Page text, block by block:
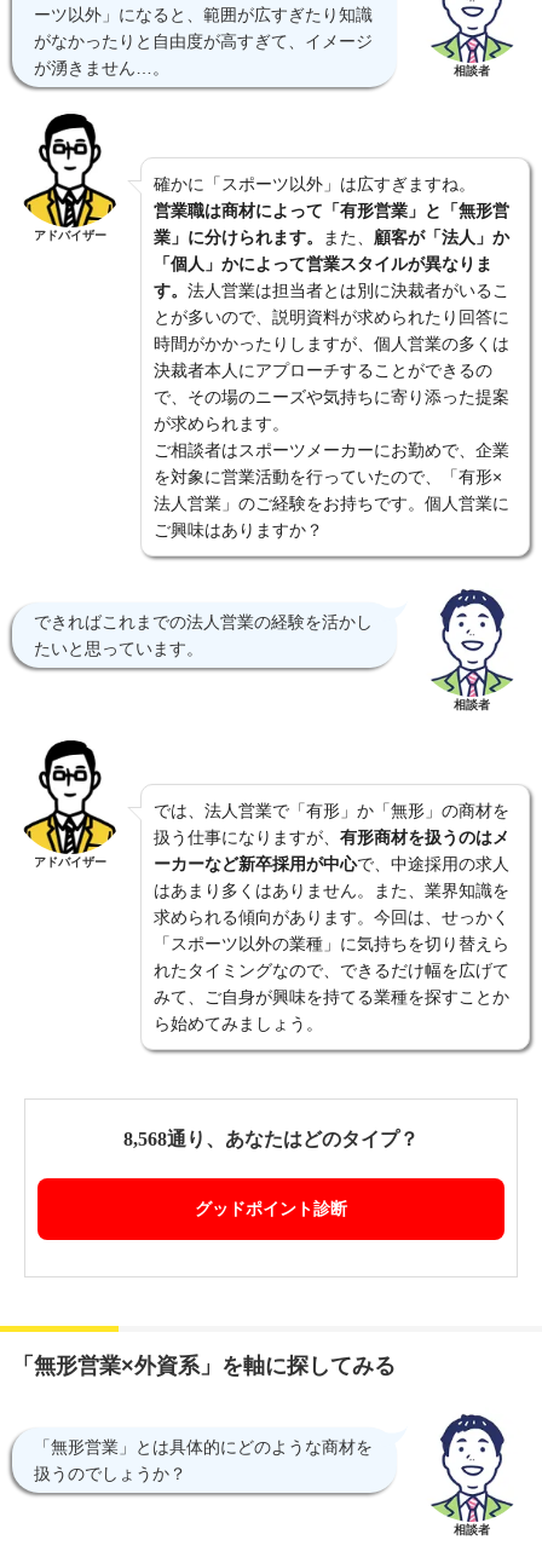
ーツ以外」になると、範囲が広すぎたり知識
がなかったりと自由度が高すぎて、イメージ
が湧きません…。
相談者
アドバイザー
確かに「スポーツ以外」は広すぎますね。
営業職は商材によって「有形営業」と「無形営
業」に分けられます。
また、 顧客が「法人」か
「個人」かによって営業スタイルが異なりま
す。 法人営業は担当者とは別に決裁者がいるこ
とが多いので、説明資料が求められたり回答に
時間がかかったりしますが、個人営業の多くは
決裁者本人にアプローチすることができるの
で、その場のニーズや気持ちに寄り添った提案
が求められます。
ご相談者はスポーツメーカーにお勤めで、企業
を対象に営業活動を行っていたので、「有形×
法人営業」のご経験をお持ちです。個人営業に
ご興味はありますか？
できればこれまでの法人営業の経験を活かし
たいと思っています。
相談者
アドバイザー
では、法人営業で「有形」か「無形」の商材を
扱う仕事になりますが、 有形商材を扱うのはメ
ーカーなど新卒採用が中心で、中途採用の求人
はあまり多くはありません。また、業界知識を
求められる傾向があります。今回は、せっかく
「スポーツ以外の業種」に気持ちを切り替えら
れたタイミングなので、できるだけ幅を広げて
みて、ご自身が興味を持てる業種を探すことか
ら始めてみましょう。
8,568通り、あなたはどのタイプ？
グッドポイント診断
「無形営業×外資系」を軸に探してみる
「無形営業」とは具体的にどのような商材を
扱うのでしょうか？
相談者